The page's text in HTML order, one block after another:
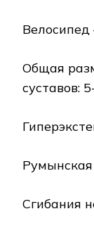
Общая
суставов:
Румынская
Сгибания